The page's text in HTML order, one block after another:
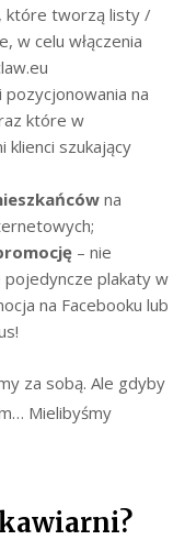
, które tworzą listy /
w celu włączenia
pozycjonowania na
które w
klienci szukający
na
– nie
pojedyncze plakaty w
na Facebooku lub
za sobą. Ale gdyby
Mielibyśmy